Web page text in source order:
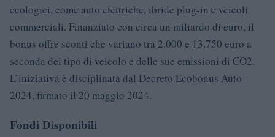
ecologici, come auto elettriche, ibride plug-in e veicoli
commerciali. Finanziato con circa un miliardo di euro, il
bonus offre sconti che variano tra 2.000 e 13.750 euro a
seconda del tipo di veicolo e delle sue emissioni di CO2.
L’iniziativa è disciplinata dal Decreto Ecobonus Auto
2024, firmato il 20 maggio 2024.
Fondi Disponibili